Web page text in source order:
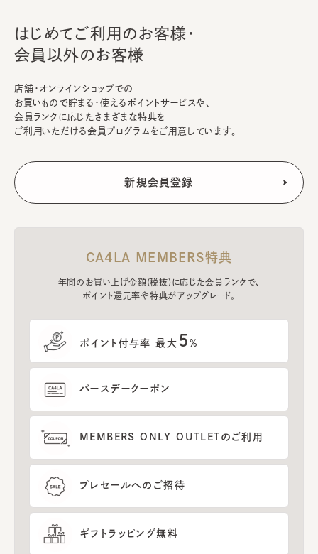
はじめてご利用のお客様・
会員以外のお客様
店舗・オンラインショップでの
お買いもので貯まる・使えるポイントサービスや、
会員ランクに応じたさまざまな特典を
ご利用いただける会員プログラムをご用意しています。
CA4LA MEMBERS特典
年間のお買い上げ金額(税抜)に応じた会員ランクで、
ポイント還元率や特典がアップグレード。
ポイント付与率 最大 5%
バースデークーポン
MEMBERS ONLY OUTLETのご利用
プレセールへのご招待
ギフトラッピング無料